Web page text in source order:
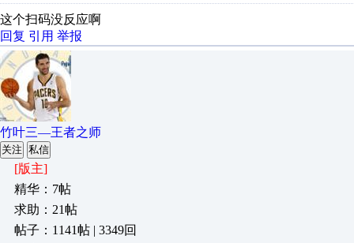
这个扫码没反应啊
回复 引用 举报
竹叶三—王者之师
关注 私信
[版主]
精华：7帖
求助：21帖
帖子：1141帖 | 3349回